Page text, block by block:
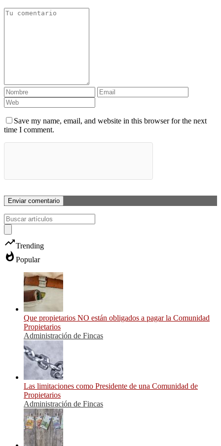
Save my name, email, and website in this browser for the next
time I comment.
trending_upTrending
whatshot Popular
Que propietarios NO están obligados a pagar la Comunidad
Propietarios
Administración de Fincas
Las limitaciones como Presidente de una Comunidad de
Propietarios
Administración de Fincas